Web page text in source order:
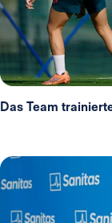
Das Team